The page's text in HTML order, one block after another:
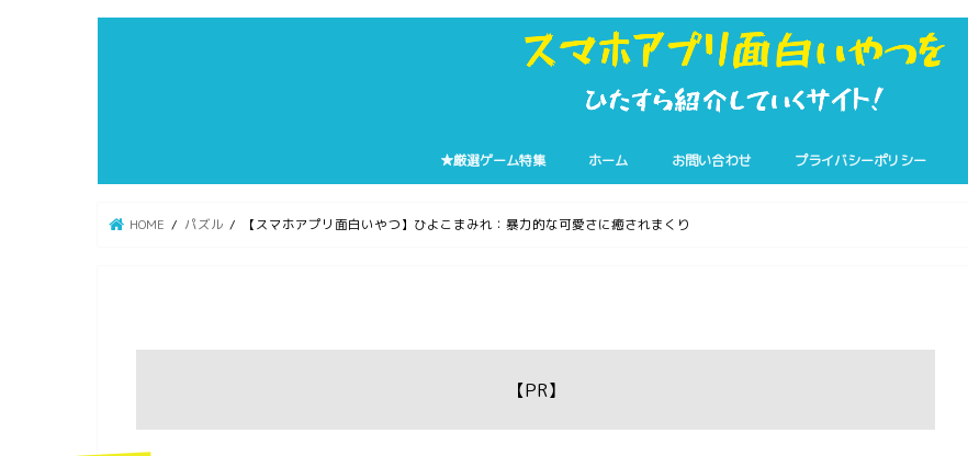
★厳選ゲーム特集 ホーム お問い合わせ プライバシーポリシー
HOME パズル 【スマホアプリ面白いやつ】ひよこまみれ：暴力的な可愛さに癒されまくり
【PR】